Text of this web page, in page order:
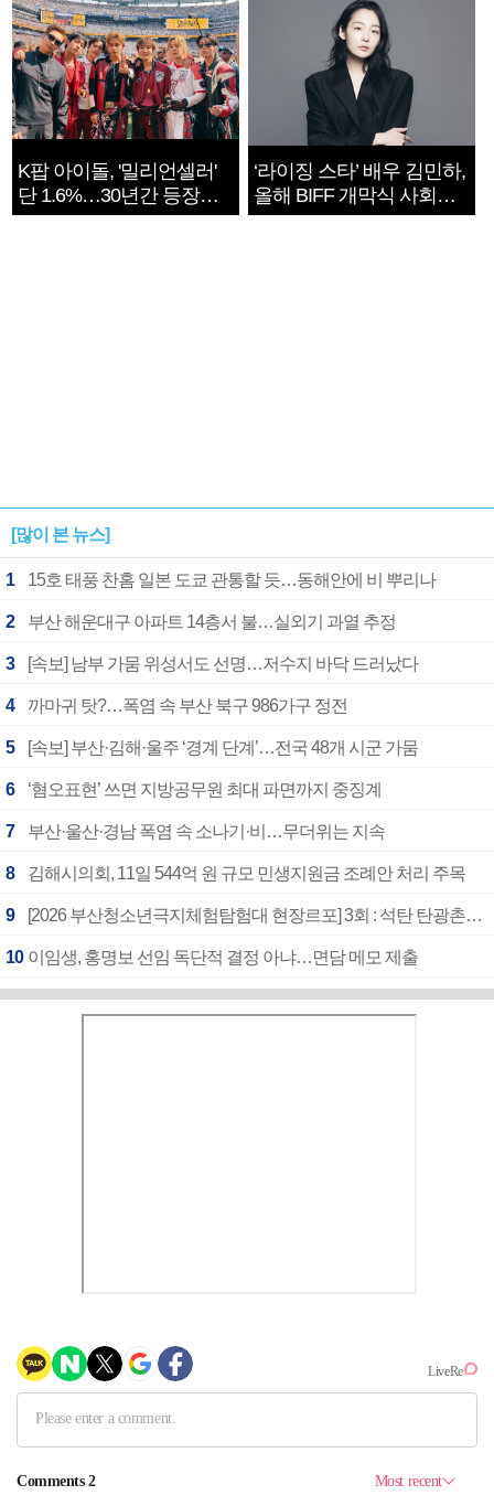
K팝 아이돌, '밀리언셀러'
단 1.6%…30년간 등장
1182개팀 전수조사
‘라이징 스타’ 배우 김민하,
올해 BIFF 개막식 사회자
확정
[많이 본 뉴스]
1 15호 태풍 찬홈 일본 도쿄 관통할 듯…동해안에 비 뿌리나
2 부산 해운대구 아파트 14층서 불…실외기 과열 추정
3 [속보] 남부 가뭄 위성서도 선명…저수지 바닥 드러났다
4 까마귀 탓?…폭염 속 부산 북구 986가구 정전
5 [속보] 부산·김해·울주 ‘경계 단계’…전국 48개 시군 가뭄
6 ‘혐오표현’ 쓰면 지방공무원 최대 파면까지 중징계
7 부산·울산·경남 폭염 속 소나기·비…무더위는 지속
8 김해시의회, 11일 544억 원 규모 민생지원금 조례안 처리 주목
9 [2026 부산청소년극지체험탐험대 현장르포] 3회 : 석탄 탄광촌에서 북극 연구의 중심지로
10 이임생, 홍명보 선임 독단적 결정 아냐…면담 메모 제출